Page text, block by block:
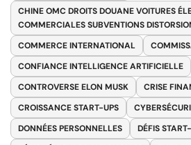
CHINE OMC DROITS DOUANE VOITURES
COMMERCIALES SUBVENTIONS
COMMERCE INTERNATIONAL
CONFIANCE INTELLIGENCE ARTIFICIELLE
CONTROVERSE ELON MUSK
CRISE
CROISSANCE START-UPS
DONNÉES PERSONNELLES
DÉFIS